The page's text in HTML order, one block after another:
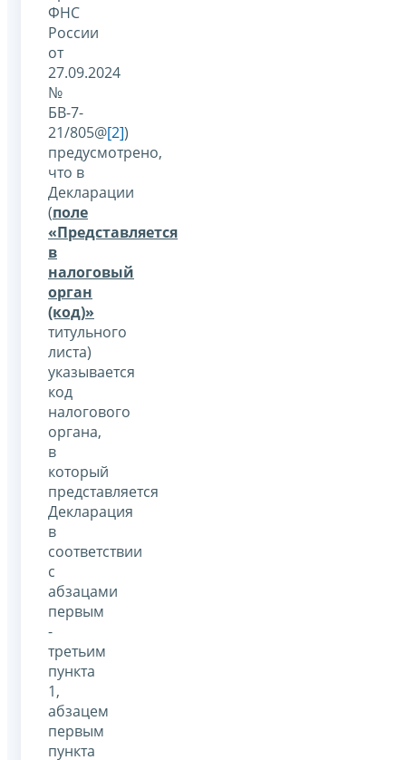
ФНС
России
от
27.09.2024
№
БВ-7-
21/805@[2])
предусмотрено,
что в
Декларации
(поле
«Представляется
в
налоговый
орган
(код)»
титульного
листа)
указывается
код
налогового
органа,
в
который
представляется
Декларация
в
соответствии
с
абзацами
первым
-
третьим
пункта
1,
абзацем
первым
пункта